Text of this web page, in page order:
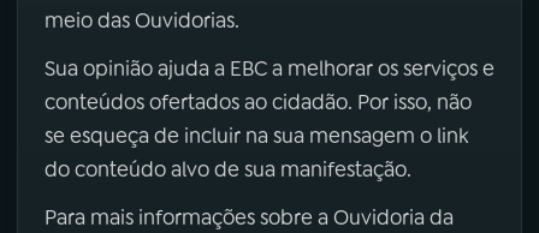
meio das Ouvidorias.
Sua opinião ajuda a EBC a melhorar os serviços e
conteúdos ofertados ao cidadão. Por isso, não
se esqueça de incluir na sua mensagem o link
do conteúdo alvo de sua manifestação.
Para mais informações sobre a Ouvidoria da